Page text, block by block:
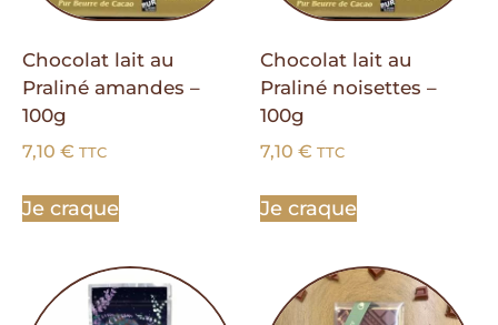
Chocolat lait au
Praliné amandes –
100g
7,10 € TTC
Je craque
Chocolat lait au
Praliné noisettes –
100g
7,10 € TTC
Je craque